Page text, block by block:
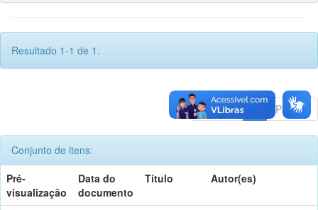
Resultado 1-1 de 1.
Anterior Póximo
Conjunto de itens:
Pré-
visualização
Data do
documento
Título Autor(es)